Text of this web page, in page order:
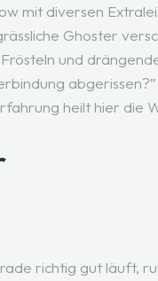
mit diversen
Ghoster
und
heilt hier die
richtig gut läuft,